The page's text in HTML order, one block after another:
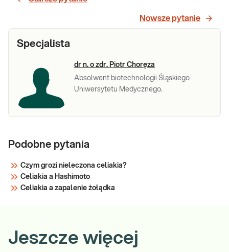
cukrowa)
dwupunktowe badanie poziomu glukozy po
obciążeniu 75 gramami, w próbkach pobranych
w czasie 0 i 2 godziny po podaniu glukozy.
Sprawdź
Nowsze pytanie
Specjalista
dr n. o zdr. Piotr Choręza
Absolwent biotechnologii Śląskiego
Uniwersytetu Medycznego.
Podobne pytania
Czym grozi nieleczona celiakia?
Celiakia a Hashimoto
Celiakia a zapalenie żołądka
Jeszcze więcej